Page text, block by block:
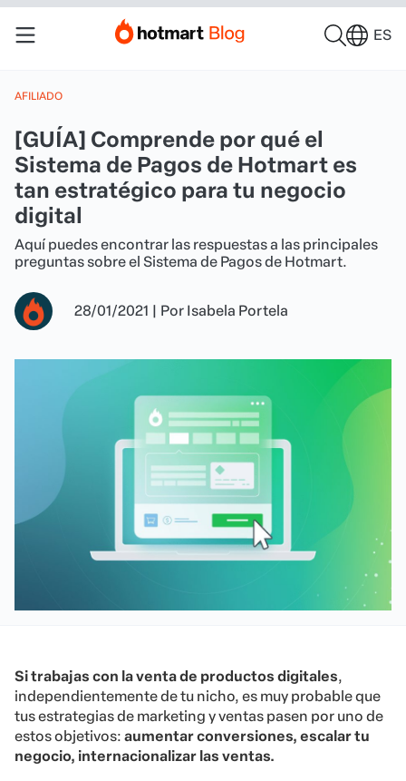
ES
AFILIADO
[GUÍA] Comprende por qué el
Sistema de Pagos de Hotmart es
tan estratégico para tu negocio
digital
Aquí puedes encontrar las respuestas a las principales
preguntas sobre el Sistema de Pagos de Hotmart.
28/01/2021 | Por Isabela Portela
Si trabajas con la venta de productos digitales,
independientemente de tu nicho, es muy probable que
tus estrategias de marketing y ventas pasen por uno de
estos objetivos: aumentar conversiones, escalar tu
negocio, internacionalizar las ventas.